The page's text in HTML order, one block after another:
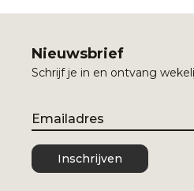
Nieuwsbrief
Schrijf je in en ontvang
Email
Inschrijven